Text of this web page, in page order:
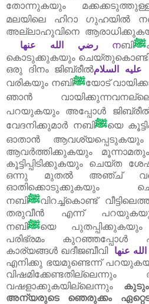
തോന്നുകയും
മലയിലെ ഹിറാ ഗുഹയിൽ
അല്ലാഹുവിനെ ആരാധിക്കുകയും
رضي الله عنها നബിﷺ
കൊടുക്കുകയും
ഒരു ദിനം ജിബ്‌രീൽعليه السلام
വരികയും നബിﷺയോട്‌
ഞാൻ
പറയുകയും അപ്പോൾ
വേദനിക്കുമാർ നബിﷺയെ
ഓതാൻ ആവശ്യപ്പെടുകയും
ആവർത്തിക്കുകയും
കൂട്ടിപ്പിടിക്കുകയും ചെയ്ത
ഒന്നു മുതൽ അഞ്ച്‌
ഓതിക്കൊടുക്കുകയും
നബിﷺവിറച്ച്കൊണ്ട്‌
തരുവീൻ എന്ന് പറയുകയും
നബിﷺയെ
പരിഭ്രമം കുറഞ്ഞപ്പോൾ
കാര്യങ്ങൾ ഖദീജബീ‍വി
عنها
എനിക്കു ഭയമുണ്ടെന്ന്
വഷളാക്കുകയില്ലെന്നും
അന്യരുടെ ഞെരുക്കം